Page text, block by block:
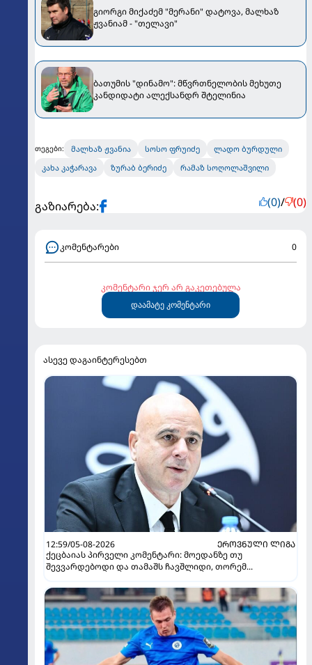
გიორგი მიქაძემ "მერანი" დატოვა, მალხაზ
ჟვანიამ - "თელავი"
ბათუმის "დინამო": მწვრთნელობის მეხუთე
კანდიდატი ალექსანდრ შტელინია
თეგები: მალხაზ ჟვანია სოსო ფრუიძე
ლადო ბურდული
კახა კაჭარავა
ზურაბ ბერიძე რამაზ სოღოლაშვილი
გაზიარება: (0)/ (0)
კომენტარები 0
კომენტარი ჯერ არ გაკეთებულა
დაამატე კომენტარი
ასევე დაგაინტერესებთ
12:59/05-08-2026
ᲔᲠᲝᲕᲜᲣᲚᲘ ᲚᲘᲒᲐ
ქეცბაიას პირველი კომენტარი: მოედანზე თუ
შევვარდებოდი და თამაშს ჩავშლიდი, თორემ...